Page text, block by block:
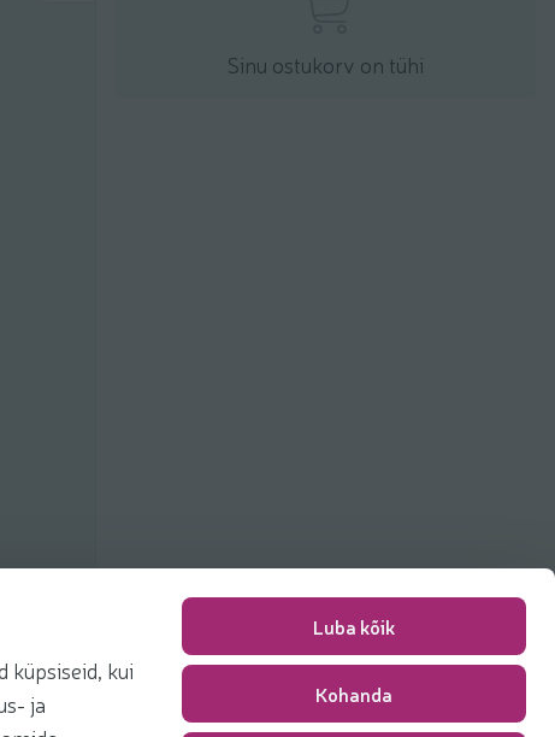
küpsiseid, kui
ja
Luba kõik
Kohanda
Sinu ostukorv on tühi